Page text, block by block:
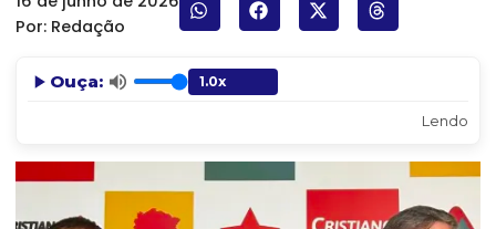
Por: Redação
Ouça:
Lendo: